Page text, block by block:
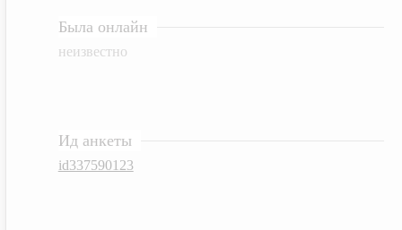
Была онлайн
неизвестно
Ид анкеты
id337590123